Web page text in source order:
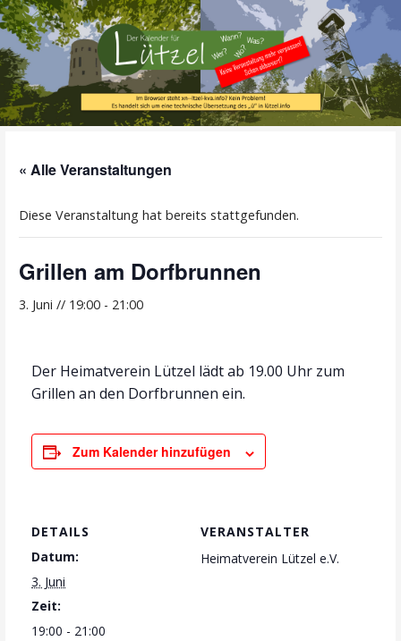
Zum
Inhalt
springen
Lützel
« Alle Veranstaltungen
Diese Veranstaltung hat bereits stattgefunden.
Grillen am Dorfbrunnen
3. Juni // 19:00- 21:00
Der Heimatverein Lützel lädt ab 19.00 Uhr zum
Grillen an den Dorfbrunnen ein.
Zum Kalender hinzufügen
DETAILS
Datum:
3. Juni
Zeit:
19:00 - 21:00
VERANSTALTER
Heimatverein Lützel e.V.